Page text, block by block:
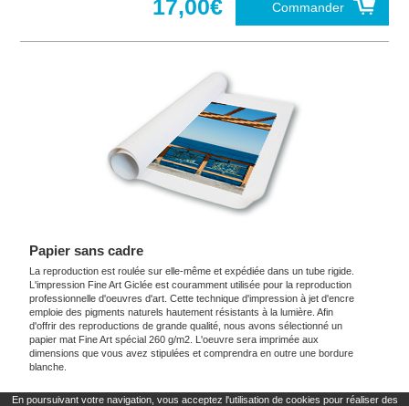
En poursuivant votre navigation, vous acceptez l'utilisation de cookies pour réaliser des
Commander
17,00€
Papier sans cadre
La reproduction est roulée sur elle-même et expédiée dans un tube rigide.
L'impression Fine Art Giclée est couramment utilisée pour la reproduction
professionnelle d'oeuvres d'art. Cette technique d'impression à jet d'encre
emploie des pigments naturels hautement résistants à la lumière. Afin
d'offrir des reproductions de grande qualité, nous avons sélectionné un
papier mat Fine Art spécial 260 g/m2. L'oeuvre sera imprimée aux
dimensions que vous avez stipulées et comprendra en outre une bordure
blanche.